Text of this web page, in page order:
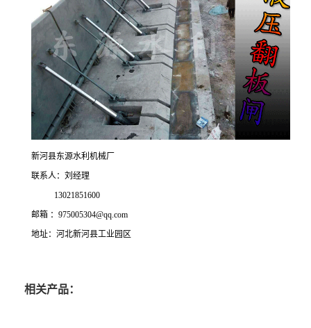
新河县东源水利机械厂
联系人：刘经理
13021851600
邮箱 ：975005304@qq.com
地址：河北新河县工业园区
相关产品：